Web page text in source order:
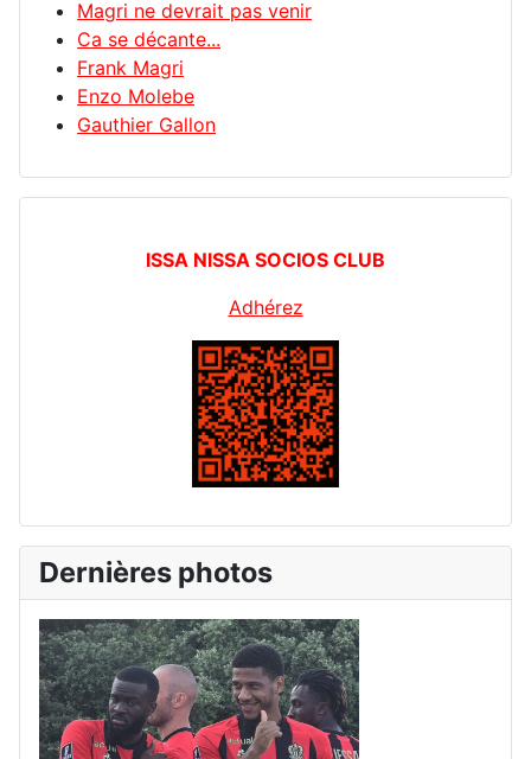
Magri ne devrait pas venir
Ca se décante...
Frank Magri
Enzo Molebe
Gauthier Gallon
ISSA NISSA SOCIOS CLUB
Adhérez
Dernières photos